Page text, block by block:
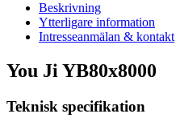
Beskrivning
Ytterligare information
Intresseanmälan & kontakt
You Ji YB80x8000
Teknisk specifikation